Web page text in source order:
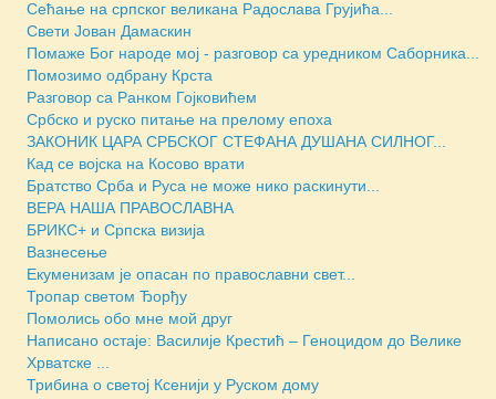
Сећање на српског великана Радослава Грујића...
Свети Јован Дамаскин
Помаже Бог народе мој - разговор са уредником Саборника...
Помозимо одбрану Крста
Разговор са Ранком Гојковићем
Србско и руско питање на прелому епоха
ЗАКОНИК ЦАРА СРБСКОГ СТЕФАНА ДУШАНА СИЛНОГ...
Кад се војска на Косово врати
Братство Срба и Руса не може нико раскинути...
ВЕРА НАША ПРАВОСЛАВНА
БРИКС+ и Српска визија
Вазнесење
Екуменизам је опасан по православни свет...
Тропар светом Ђорђу
Помолись обо мне мой друг
Написано остаје: Василије Крестић – Геноцидом до Велике
Хрватске ...
Трибина о светој Ксенији у Руском дому